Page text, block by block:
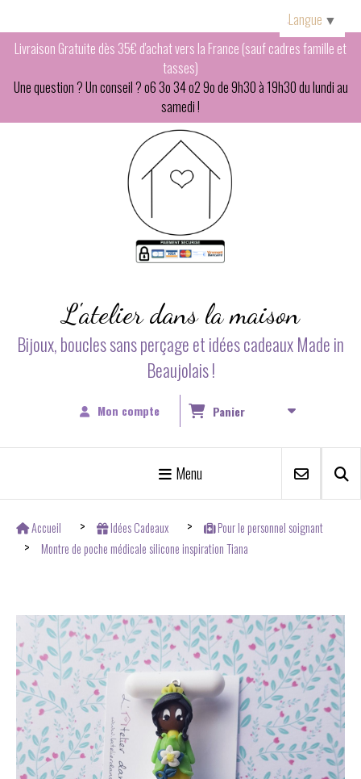
Livraison Gratuite dès 35€ d'achat vers la France (sauf cadres famille et
tasses)
Une question ? Un conseil ? o6 3o 34 o2 9o de 9h30 à 19h30 du lundi au
samedi !
L'atelier dans la maison
Bijoux, boucles sans perçage et idées cadeaux Made in
Beaujolais !
Mon compte Panier
Menu
Accueil Idées Cadeaux
Pour le personnel soignant
Montre de poche médicale silicone inspiration Tiana
Langue ▼